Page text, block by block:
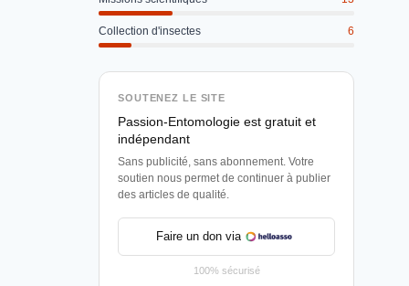
Collection d'insectes 6
SOUTENEZ LE SITE
Passion-Entomologie est gratuit et
indépendant
Sans publicité, sans abonnement. Votre
soutien nous permet de continuer à publier
des articles de qualité.
Faire un don via
100% sécurisé